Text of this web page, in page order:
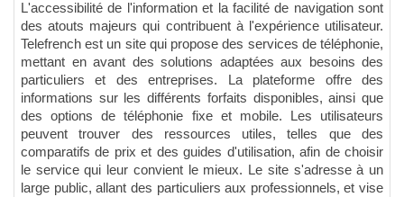
L'accessibilité de l'information et la facilité de navigation sont
des atouts majeurs qui contribuent à l'expérience utilisateur.
Telefrench est un site qui propose des services de téléphonie,
mettant en avant des solutions adaptées aux besoins des
particuliers et des entreprises. La plateforme offre des
informations sur les différents forfaits disponibles, ainsi que
des options de téléphonie fixe et mobile. Les utilisateurs
peuvent trouver des ressources utiles, telles que des
comparatifs de prix et des guides d'utilisation, afin de choisir
le service qui leur convient le mieux. Le site s'adresse à un
large public, allant des particuliers aux professionnels, et vise